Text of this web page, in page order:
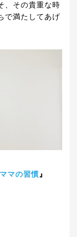
、その貴重な時
で満たしてあげ
マの習慣 』